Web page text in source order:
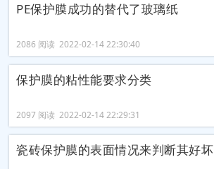
PE保护膜成功的替代了玻璃纸
2086 阅读 2022-02-14 22:30:40
保护膜的粘性能要求分类
2097 阅读 2022-02-14 22:29:31
瓷砖保护膜的表面情况来判断其好坏